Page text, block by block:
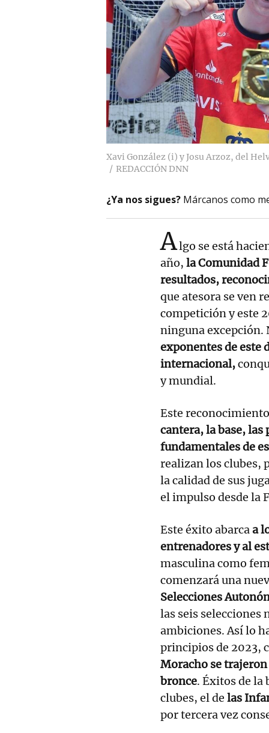
Xavi González (i) y Josu Arzoz, del
REDACCIÓN DNN
¿Ya nos sigues? Márcanos como
Algo se está
año, la Comunidad
resultados,
que atesora se ven
competición y este
ninguna excepción.
exponentes de este
internacional,
y mundial.
Este
cantera, la base,
fundamentales de
realizan los clubes,
la calidad de sus
el impulso desde la
Este éxito abarcaa
entrenadores y al
masculina como
comenzará una
Selecciones
las seis selecciones
ambiciones. Así lo
principios de 2023,
Moracho se trajeron
bronce. Éxitos de la
clubes, el de las
por tercera vez